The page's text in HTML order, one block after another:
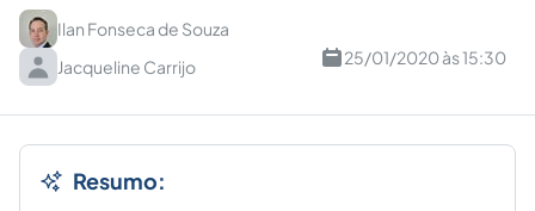
Ilan Fonseca de Souza
Jacqueline Carrijo
25/01/2020 às 15:30
Resumo: